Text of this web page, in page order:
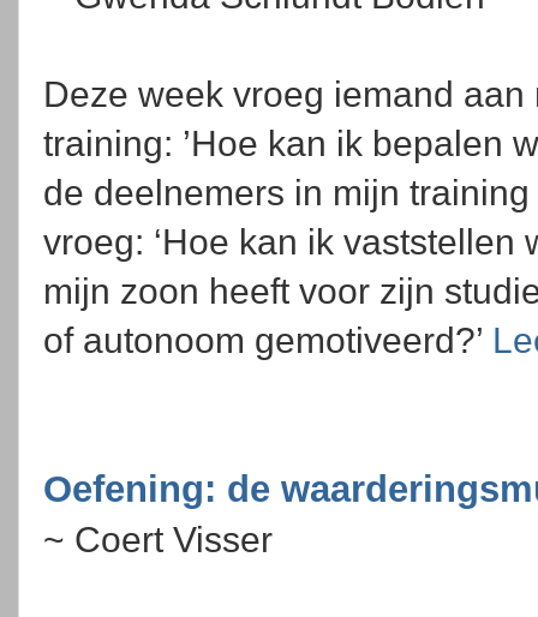
Deze week vroeg iemand aan
training: ’Hoe kan ik bepalen
de deelnemers in mijn
vroeg: ‘Hoe kan ik
mijn zoon heeft voor zijn
of autonoom gemotiveerd?’
Oefening: de
~ Coert Visser